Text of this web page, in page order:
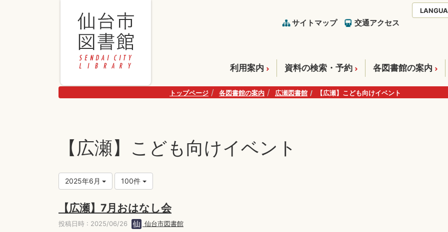
サイトマップ 交通アクセス
利用案内 資料の検索・予約 各図書館の案内
トップページ 各図書館の案内 広瀬図書館 【広瀬】こども向けイベント
【広瀬】こども向けイベント
2025年6月 100件
【広瀬】7月おはなし会
投稿日時 : 2025/06/26 仙台市図書館